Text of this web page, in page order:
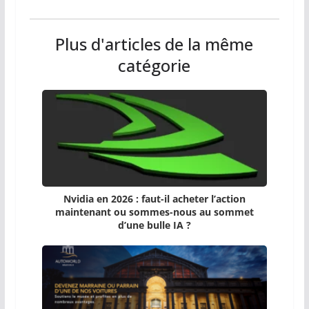
Plus d'articles de la même
catégorie
Nvidia en 2026 : faut-il acheter l’action
maintenant ou sommes-nous au sommet
d’une bulle IA ?